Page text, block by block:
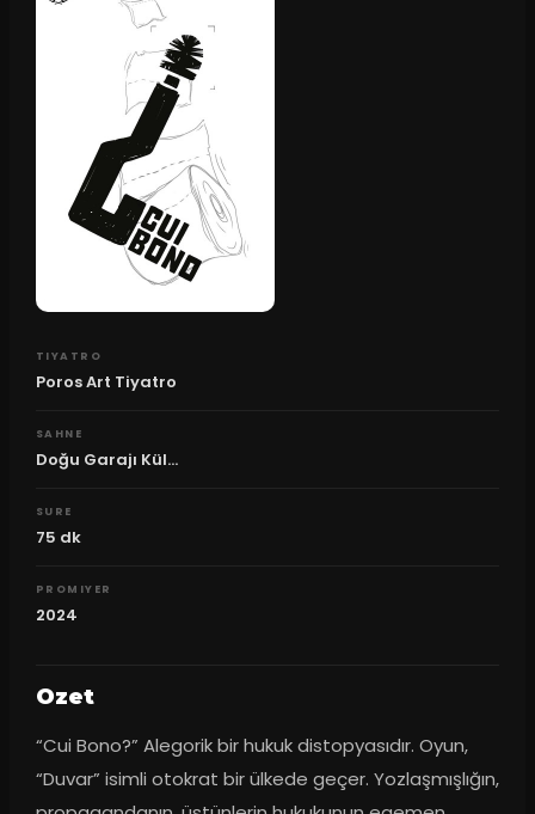
TIYATRO
Poros Art Tiyatro
SAHNE
Doğu Garajı Kül...
SURE
75 dk
PROMIYER
2024
Ozet
“Cui Bono?” Alegorik bir hukuk distopyasıdır. Oyun,
“Duvar” isimli otokrat bir ülkede geçer. Yozlaşmışlığın,